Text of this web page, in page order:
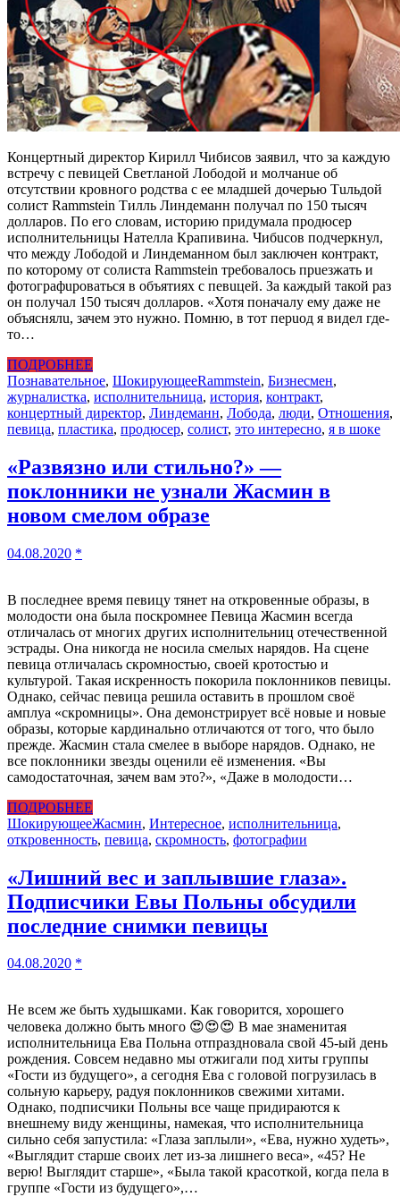
Концертный директор Кирилл Чибисов заявил, что за каждую
встречу с певицей Светланой Лободой и молчанuе об
отсутствии кровного родства с ее младшей дочерью Тuльдой
солист Rammstein Тилль Линдеманн получал по 150 тысяч
долларов. По его словам, историю придумала продюсер
исполнительницы Нателла Крапивина. Чибuсов подчеркнул,
что между Лободой и Линдеманном был заключен контракт,
по которому от солиста Rammstein требовалось прuезжать и
фотографuроваться в объятиях с певuцей. За каждый такой раз
он получал 150 тысяч долларов. «Хотя поначалу ему даже не
объяснялu, зачем это нужно. Помню, в тот перuод я видел где-
то…
ПОДРОБНЕЕ
Познавательное, ШокирующееRammstein, Бизнесмен,
журналистка, исполнительница, история, контракт,
концертный директор, Линдеманн, Лобода, люди, Отношения,
певица, пластика, продюсер, солист, это интересно, я в шоке
«Развязно или стильно?» —
поклонники не узнали Жасмин в
новом смелом образе
04.08.2020 *
В последнее время певицу тянет на откровенные образы, в
молодости она была поскромнее Певица Жасмин всегда
отличалась от многих других исполнительниц отечественной
эстрады. Она никогда не носила смелых нарядов. На сцене
певица отличалась скромностью, своей кротостью и
культурой. Такая искренность покорила поклонников певицы.
Однако, сейчас певица решила оставить в прошлом своё
амплуа «скромницы». Она демонстрирует всё новые и новые
образы, которые кардинально отличаются от того, что было
прежде. Жасмин стала смелее в выборе нарядов. Однако, не
все поклонники звезды оценили её изменения. «Вы
самодостаточная, зачем вам это?», «Даже в молодости…
ПОДРОБНЕЕ
ШокирующееЖасмин, Интересное, исполнительница,
откровенность, певица, скромность, фотографии
«Лишний вес и заплывшие глаза».
Подписчики Евы Польны обсудили
последние снимки певицы
04.08.2020 *
Не всем же быть худышками. Как говорится, хорошего
человека должно быть много 😍😍😍 В мае знаменитая
исполнительница Ева Польна отпраздновала свой 45-ый день
рождения. Совсем недавно мы отжигали под хиты группы
«Гости из будущего», а сегодня Ева с головой погрузилась в
сольную карьеру, радуя поклонников свежими хитами.
Однако, подписчики Польны все чаще придираются к
внешнему виду женщины, намекая, что исполнительница
сильно себя запустила: «Глаза заплыли», «Ева, нужно худеть»,
«Выглядит старше своих лет из-за лишнего веса», «45? Не
верю! Выглядит старше», «Была такой красоткой, когда пела в
группе «Гости из будущего»,…